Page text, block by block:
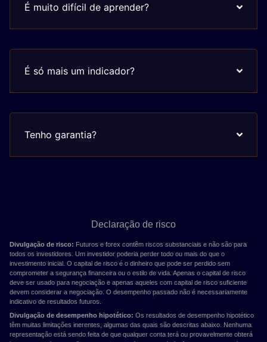
É muito difícil de aprender?
É só mais um indicador?
Tenho garantia?
Declaração de risco
Divulgação de risco: Futuros e forex contêm riscos substanciais e não são para
todos os investidores. Um investidor poderia perder todo ou mais do que o
investimento inicial. O capital de risco é o dinheiro que pode ser perdido sem
comprometer a segurança financeira ou o estilo de vida. Apenas o capital de risco
deve ser usado para negociação e apenas aqueles com capital de risco suficiente
devem considerar a negociação. O desempenho passado não é necessariamente
indicativo de resultados futuros.
Divulgação de desempenho hipotético: Os resultados de desempenho hipotético
têm muitas limitações inerentes, algumas das quais são descritas abaixo. Nenhuma
representação está sendo feita de que qualquer conta terá ou provavelmente obterá